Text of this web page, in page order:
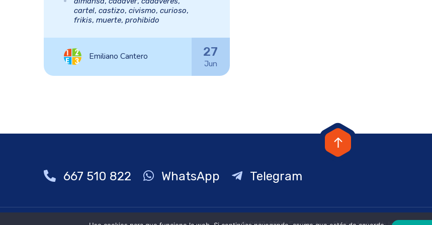
cartel, castizo, civismo, curioso,
frikis, muerte, prohibido
Emiliano Cantero 27
Jun
667 510 822 WhatsApp Telegram